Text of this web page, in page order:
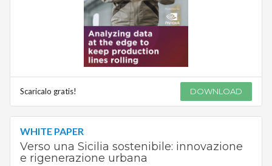
Scaricalo gratis! DOWNLOAD
WHITE PAPER
Verso una Sicilia sostenibile: innovazione
e rigenerazione urbana